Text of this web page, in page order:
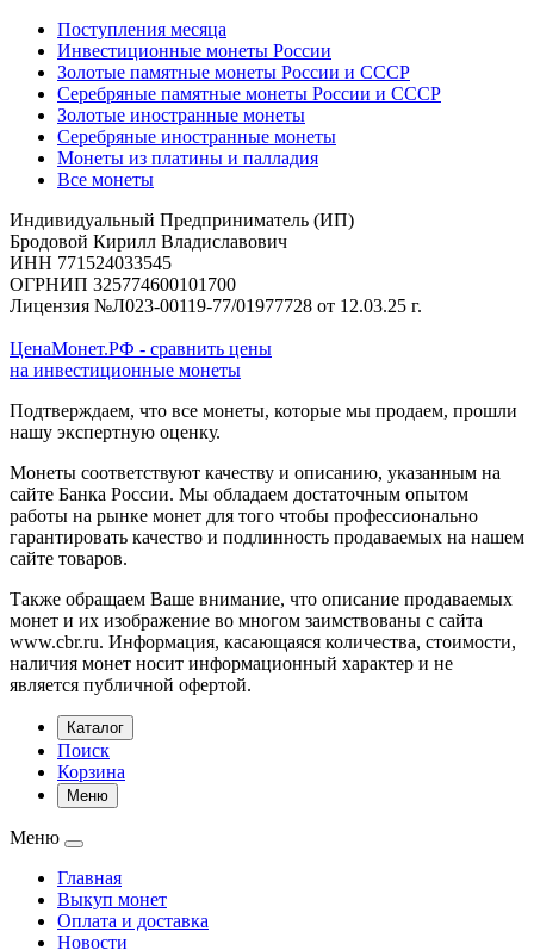
Поступления месяца
Инвестиционные монеты России
Золотые памятные монеты России и СССР
Серебряные памятные монеты России и СССР
Золотые иностранные монеты
Серебряные иностранные монеты
Монеты из платины и палладия
Все монеты
Индивидуальный Предприниматель (ИП)
Бродовой Кирилл Владиславович
ИНН 771524033545
ОГРНИП 325774600101700
Лицензия №Л023-00119-77/01977728 от 12.03.25 г.
ЦенаМонет.РФ - сравнить цены
на инвестиционные монеты
Подтверждаем, что все монеты, которые мы продаем, прошли
нашу экспертную оценку.
Монеты соответствуют качеству и описанию, указанным на
сайте Банка России. Мы обладаем достаточным опытом
работы на рынке монет для того чтобы профессионально
гарантировать качество и подлинность продаваемых на нашем
сайте товаров.
Также обращаем Ваше внимание, что описание продаваемых
монет и их изображение во многом заимствованы с сайта
www.cbr.ru. Информация, касающаяся количества, стоимости,
наличия монет носит информационный характер и не
является публичной офертой.
Каталог
Поиск
Корзина
Меню
Меню
Главная
Выкуп монет
Оплата и доставка
Новости